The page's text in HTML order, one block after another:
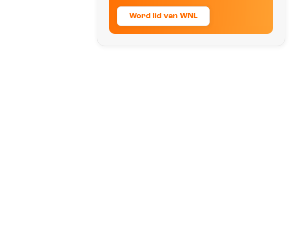
Word lid van WNL